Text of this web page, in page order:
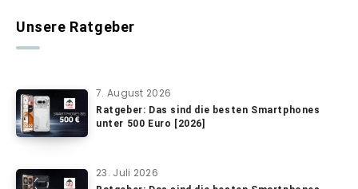
Unsere Ratgeber
7. August 2026
Ratgeber: Das sind die besten Smartphones
unter 500 Euro [2026]
23. Juli 2026